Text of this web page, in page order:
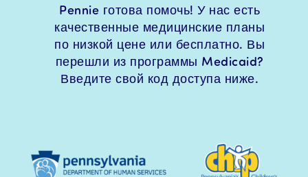
Pennie готова помочь! У нас есть
качественные медицинские планы
по низкой цене или бесплатно. Вы
перешли из программы Medicaid?
Введите свой код доступа ниже.